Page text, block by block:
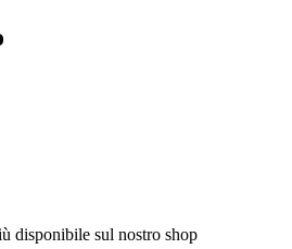
disponibile sul nostro shop